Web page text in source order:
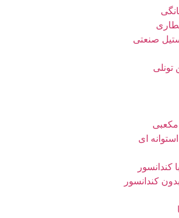
صنعتی
مکعبی
ای
کندانسور
کندانسور